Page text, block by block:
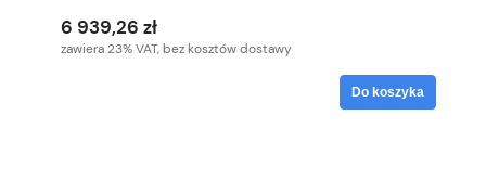
6 939,26 zł
zawiera 23% VAT, bez kosztów dostawy
Do koszyka